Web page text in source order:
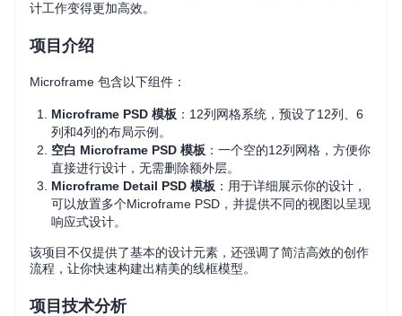
计工作变得更加高效。
项目介绍
Microframe 包含以下组件：
Microframe PSD 模板 ：12列网格系统，预设了12列、6
列和4列的布局示例。
空白 Microframe PSD 模板 ：一个空的12列网格，方便你
直接进行设计，无需删除额外层。
Microframe Detail PSD 模板 ：用于详细展示你的设计，
可以放置多个Microframe PSD，并提供不同的视图以呈现
响应式设计。
该项目不仅提供了基本的设计元素，还强调了简洁高效的创作
流程，让你快速构建出精美的线框模型。
项目技术分析